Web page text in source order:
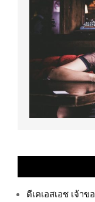
ดีเคเอสเอช เจ้า